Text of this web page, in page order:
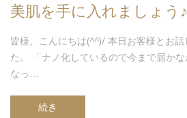
美肌を手に入れましょう♪
皆様、こんにちは(^^)/ 本日お客様とお
た。 「ナノ化しているので今まで届か
なっ…
続き